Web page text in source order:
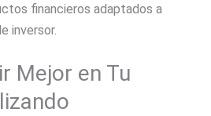
financieros adaptados a
inversor.
Mejor en Tu